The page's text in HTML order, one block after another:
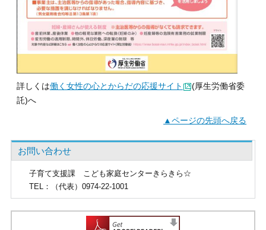
詳しくは働く女性の心とからだの応援サイト
(厚生労働省委
託)へ
▲ページの先頭へ戻る
お問い合わせ
子育て支援課
こども家庭センターきらきら☆
TEL：（代表）0974-22-1001